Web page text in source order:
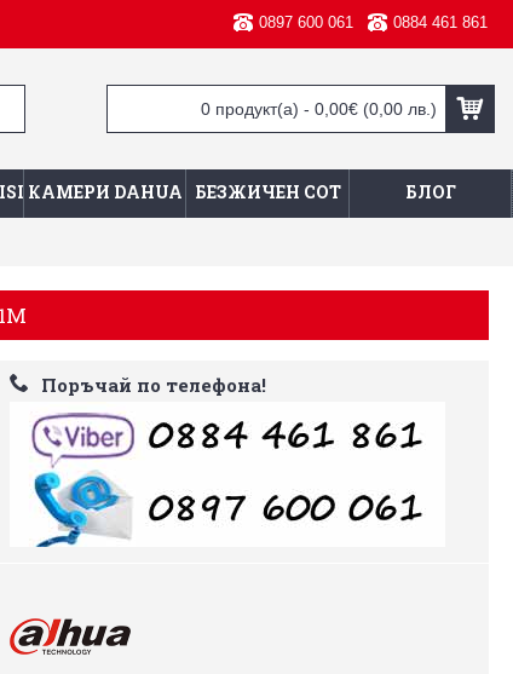
0897 600 061 0884 461 861
0 продукт(а) - 0,00€(0,00 лв.)
КАМЕРИ DAHUA БЕЗЖИЧЕН СОТ БЛОГ
Поръчай по телефона!